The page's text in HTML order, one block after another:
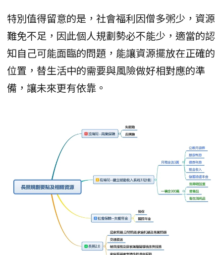
特別值得留意的是，社會福利因僧多粥少，資源
難免不足，因此個人規劃勢必不能少，適當的認
知自己可能面臨的問題，能讓資源擺放在正確的
位置，替生活中的需要與風險做好相對應的準
備，讓未來更有依靠。